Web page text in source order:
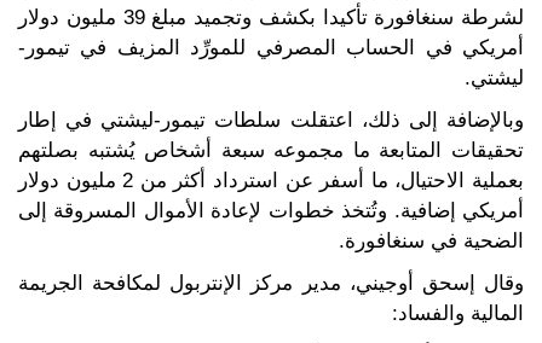
لشرطة سنغافورة تأكيدا بكشف وتجميد مبلغ 39 مليون دولار
أمريكي في الحساب المصرفي للمورِّد المزيف في تيمور-
ليشتي.
وبالإضافة إلى ذلك، اعتقلت سلطات تيمور-ليشتي في إطار
تحقيقات المتابعة ما مجموعه سبعة أشخاص يُشتبه بصلتهم
بعملية الاحتيال، ما أسفر عن استرداد أكثر من 2 مليون دولار
أمريكي إضافية. وتُتخذ خطوات لإعادة الأموال المسروقة إلى
الضحية في سنغافورة.
وقال إسحق أوجيني، مدير مركز الإنتربول لمكافحة الجريمة
المالية والفساد: